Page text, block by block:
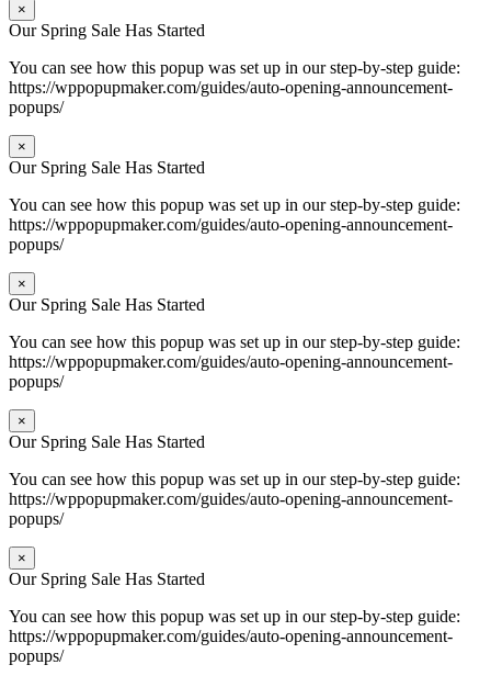
×
Our Spring Sale Has Started
You can see how this popup was set up in our step-by-step guide:
https://wppopupmaker.com/guides/auto-opening-announcement-
popups/
×
Our Spring Sale Has Started
You can see how this popup was set up in our step-by-step guide:
https://wppopupmaker.com/guides/auto-opening-announcement-
popups/
×
Our Spring Sale Has Started
You can see how this popup was set up in our step-by-step guide:
https://wppopupmaker.com/guides/auto-opening-announcement-
popups/
×
Our Spring Sale Has Started
You can see how this popup was set up in our step-by-step guide:
https://wppopupmaker.com/guides/auto-opening-announcement-
popups/
×
Our Spring Sale Has Started
You can see how this popup was set up in our step-by-step guide:
https://wppopupmaker.com/guides/auto-opening-announcement-
popups/